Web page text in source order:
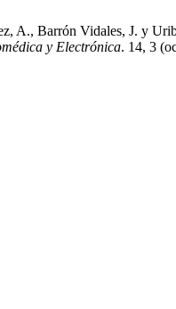
A., Barrón Vidales, J. y
y Electrónica. 14, 3